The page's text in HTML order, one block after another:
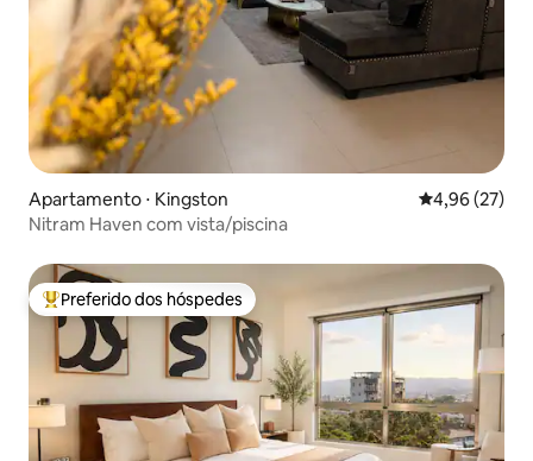
Apartamento ⋅ Kingston 4,96 de uma
4,96 (27)
Nitram Haven com vista/piscina
Entre os melhores preferidos dos hóspedes
Preferido dos hóspedes